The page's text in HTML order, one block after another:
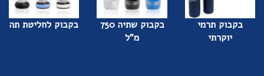
בקבוק תרמי
יוקרתי
בקבוק שתיה 750
מ"ל
בקבוק לחליטת תה